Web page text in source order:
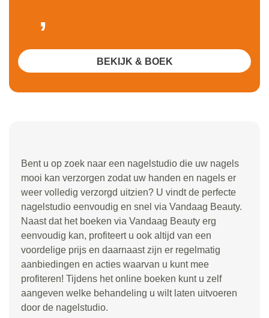
Bent u op zoek naar een nagelstudio die uw nagels
mooi kan verzorgen zodat uw handen en nagels er
weer volledig verzorgd uitzien? U vindt de perfecte
nagelstudio eenvoudig en snel via Vandaag Beauty.
Naast dat het boeken via Vandaag Beauty erg
eenvoudig kan, profiteert u ook altijd van een
voordelige prijs en daarnaast zijn er regelmatig
aanbiedingen en acties waarvan u kunt mee
profiteren! Tijdens het online boeken kunt u zelf
aangeven welke behandeling u wilt laten uitvoeren
door de nagelstudio.
,
BEKIJK & BOEK